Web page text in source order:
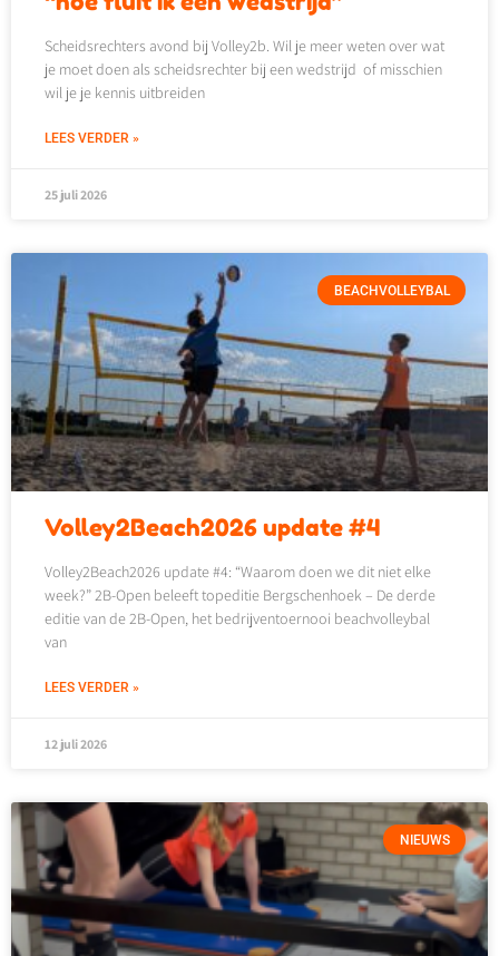
Scheidsrechters avond bij Volley2b. Wil je meer weten over wat
je moet doen als scheidsrechter bij een wedstrijd of misschien
wil je je kennis uitbreiden
LEES VERDER »
25 juli 2026
BEACHVOLLEYBAL
Volley2Beach2026 update #4
Volley2Beach2026 update #4: “Waarom doen we dit niet elke
week?” 2B-Open beleeft topeditie Bergschenhoek – De derde
editie van de 2B-Open, het bedrijventoernooi beachvolleybal
van
LEES VERDER »
12 juli 2026
NIEUWS